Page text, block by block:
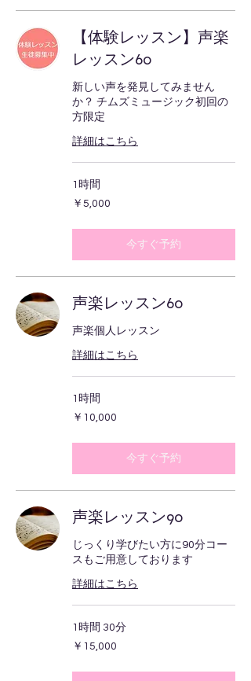
【体験レッスン】声楽
レッスン60
新しい声を発見してみません
か？ チムズミュージック初回の
方限定
詳細はこちら
1時間
5,000
円
￥5,000
今すぐ予約
声楽レッスン60
声楽個人レッスン
詳細はこちら
1時間
10,000
円
￥10,000
今すぐ予約
声楽レッスン90
じっくり学びたい方に90分コー
スもご用意しております
詳細はこちら
1時間 30分
15,000
円
￥15,000